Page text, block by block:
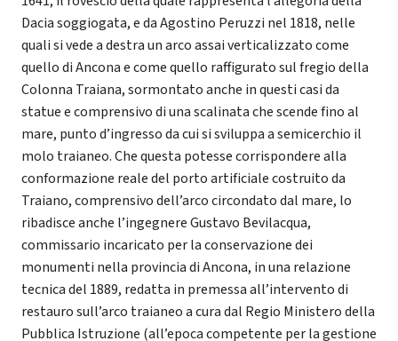
Dacia soggiogata, e da Agostino Peruzzi nel 1818, nelle
quali si vede a destra un arco assai verticalizzato come
quello di Ancona e come quello raffigurato sul fregio della
Colonna Traiana, sormontato anche in questi casi da
statue e comprensivo di una scalinata che scende fino al
mare, punto d’ingresso da cui si sviluppa a semicerchio il
molo traianeo. Che questa potesse corrispondere alla
conformazione reale del porto artificiale costruito da
Traiano, comprensivo dell’arco circondato dal mare, lo
ribadisce anche l’ingegnere Gustavo Bevilacqua,
commissario incaricato per la conservazione dei
monumenti nella provincia di Ancona, in una relazione
tecnica del 1889, redatta in premessa all’intervento di
restauro sull’arco traianeo a cura dal Regio Ministero della
Pubblica Istruzione (all’epoca competente per la gestione